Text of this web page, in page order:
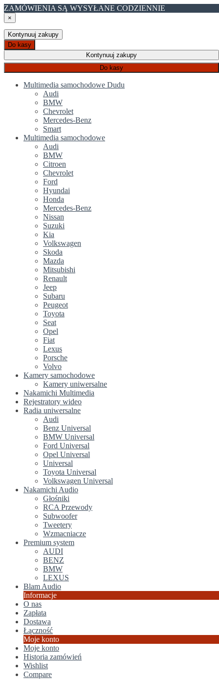
ZAMÓWIENIA SĄ WYSYŁANE CODZIENNIE
×
Kontynuuj zakupy
Do kasy
Kontynuuj zakupy
Do kasy
Multimedia samochodowe Dudu
Audi
BMW
Chevrolet
Mercedes-Benz
Smart
Multimedia samochodowe
Audi
BMW
Citroen
Chevrolet
Ford
Hyundai
Honda
Mercedes-Benz
Nissan
Suzuki
Kia
Volkswagen
Skoda
Mazda
Mitsubishi
Renault
Jeep
Subaru
Peugeot
Toyota
Seat
Opel
Fiat
Lexus
Porsche
Volvo
Kamery samochodowe
Kamery uniwersalne
Nakamichi Multimedia
Rejestratory wideo
Radia uniwersalne
Audi
Benz Universal
BMW Universal
Ford Universal
Opel Universal
Universal
Toyota Universal
Volkswagen Universal
Nakamichi Audio
Głośniki
RCA Przewody
Subwoofer
Tweetery
Wzmacniacze
Premium system
AUDI
BENZ
BMW
LEXUS
Blam Audio
Informacje
O nas
Zapłata
Dostawa
Łączność
Moje konto
Moje konto
Historia zamówień
Wishlist
Compare